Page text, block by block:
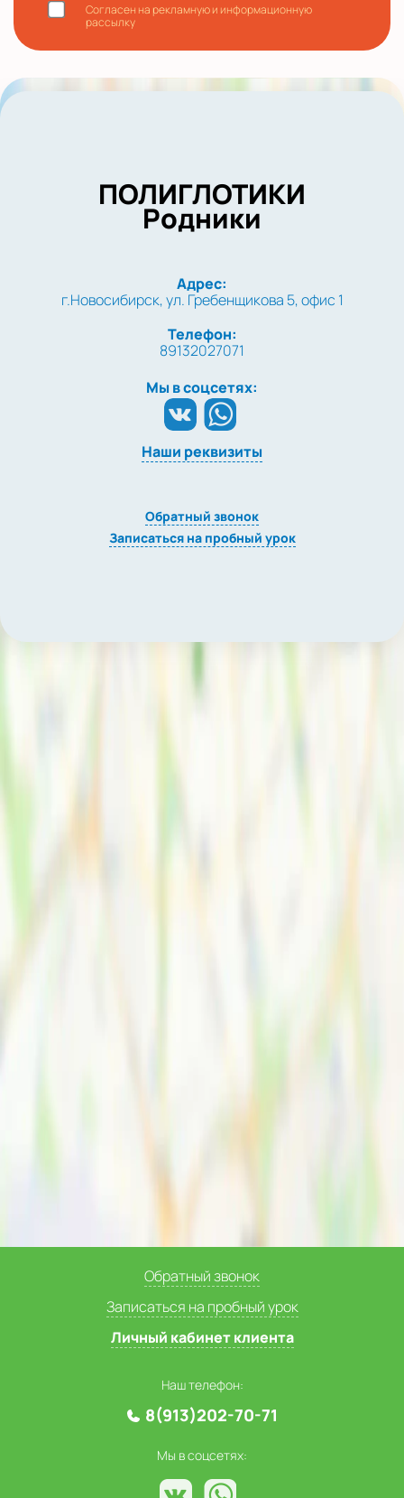
Согласен на рекламную и информационную
рассылку
ПОЛИГЛОТИКИ
Родники
Адрес:
г.Новосибирск, ул. Гребенщикова 5, офис 1
Телефон:
89132027071
Мы в соцсетях:
Наши реквизиты
Обратный звонок
Записаться на пробный урок
Обратный звонок
Записаться на пробный урок
Личный кабинет клиента
Наш телефон:
8(913)202-70-71
Мы в соцсетях: